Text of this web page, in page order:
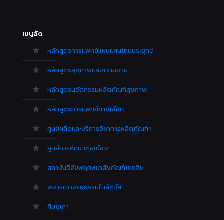
เมนูลัด
หลักสูตรการแพทย์แผนแผนไทยประยุกต์
หลักสูตรสุขภาพและความงาม
หลักสูตรนวัตกรรมผลิตภัณฑ์สุขภาพ
หลักสูตรการแพทย์ทางเลือก
ศูนย์ผลิตและบริการวิชาการผลิตภัณฑ์ฯ
ศูนย์การศึกษาต่อเนื่อง
สถาบันวิจัยพฤกษเภสัชภัณฑ์ไทยจีน
พิจารณาจริยธรรมในสัตว์ฯ
ศิษย์เก่า